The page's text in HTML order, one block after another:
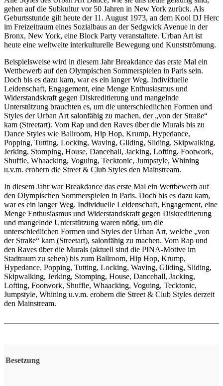
gehen auf die Subkultur vor 50 Jahren in New York zurück. Als
Geburtsstunde gilt heute der 11. August 1973, an dem Kool DJ Herc
im Freizeitraum eines Sozialbaus an der Sedgwick Avenue in der
Bronx, New York, eine Block Party veranstaltete. Urban Art ist
heute eine weltweite interkulturelle Bewegung und Kunstströmung.
Beispielsweise wird in diesem Jahr Breakdance das erste Mal ein
Wettbewerb auf den Olympischen Sommerspielen in Paris sein.
Doch bis es dazu kam, war es ein langer Weg. Individuelle
Leidenschaft, Engagement, eine Menge Enthusiasmus und
Widerstandskraft gegen Diskreditierung und mangelnde
Unterstützung brauchten es, um die unterschiedlichen Formen und
Styles der Urban Art salonfähig zu machen, der „von der Straße“
kam (Streetart). Vom Rap und den Raves über die Murals bis zu
Dance Styles wie Ballroom, Hip Hop, Krump, Hypedance,
Popping, Tutting, Locking, Waving, Gliding, Sliding, Skipwalking,
Jerking, Stomping, House, Dancehall, Jacking, Lofting, Footwork,
Shuffle, Whaacking, Voguing, Tecktonic, Jumpstyle, Whining
u.v.m. erobern die Street & Club Styles den Mainstream.
In diesem Jahr war Breakdance das erste Mal ein Wettbewerb auf
den Olympischen Sommerspielen in Paris. Doch bis es dazu kam,
war es ein langer Weg. Individuelle Leidenschaft, Engagement, eine
Menge Enthusiasmus und Widerstandskraft gegen Diskreditierung
und mangelnde Unterstützung waren nötig, um die
unterschiedlichen Formen und Styles der Urban Art, welche „von
der Straße“ kam (Streetart), salonfähig zu machen. Vom Rap und
den Raves über die Murals (aktuell sind die PINA-Motive im
Stadtraum zu sehen) bis zum Ballroom, Hip Hop, Krump,
Hypedance, Popping, Tutting, Locking, Waving, Gliding, Sliding,
Skipwalking, Jerking, Stomping, House, Dancehall, Jacking,
Lofting, Footwork, Shuffle, Whaacking, Voguing, Tecktonic,
Jumpstyle, Whining u.v.m. erobern die Street & Club Styles derzeit
den Mainstream.
Besetzung